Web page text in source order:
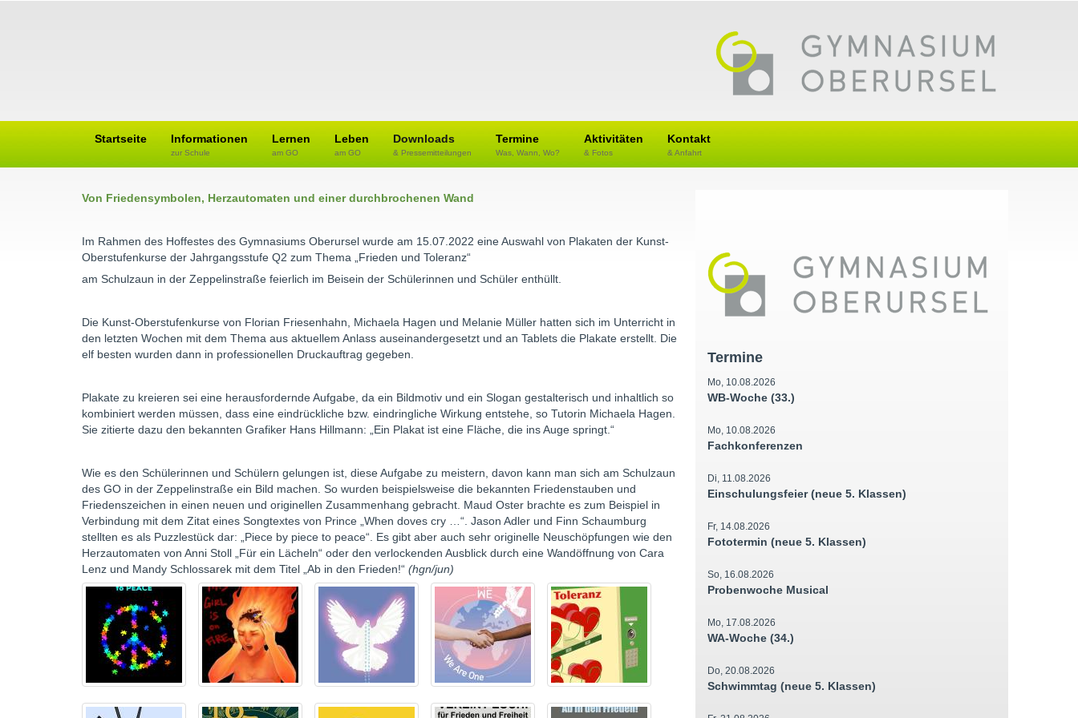
Startseite Informationen
zur Schule
Lernen
am GO
Leben
am GO
Downloads
& Pressemitteilungen
Termine
Was, Wann, Wo?
Aktivitäten
& Fotos
Kontakt
& Anfahrt
Von Friedensymbolen, Herzautomaten und einer durchbrochenen Wand
Im Rahmen des Hoffestes des Gymnasiums Oberursel wurde am 15.07.2022 eine Auswahl von Plakaten der Kunst-
Oberstufenkurse der Jahrgangsstufe Q2 zum Thema „Frieden und Toleranz“
am Schulzaun in der Zeppelinstraße feierlich im Beisein der Schülerinnen und Schüler enthüllt.
Die Kunst-Oberstufenkurse von Florian Friesenhahn, Michaela Hagen und Melanie Müller hatten sich im Unterricht in
den letzten Wochen mit dem Thema aus aktuellem Anlass auseinandergesetzt und an Tablets die Plakate erstellt. Die
elf besten wurden dann in professionellen Druckauftrag gegeben.
Plakate zu kreieren sei eine herausfordernde Aufgabe, da ein Bildmotiv und ein Slogan gestalterisch und inhaltlich so
kombiniert werden müssen, dass eine eindrückliche bzw. eindringliche Wirkung entstehe, so Tutorin Michaela Hagen.
Sie zitierte dazu den bekannten Grafiker Hans Hillmann: „Ein Plakat ist eine Fläche, die ins Auge springt.“
Wie es den Schülerinnen und Schülern gelungen ist, diese Aufgabe zu meistern, davon kann man sich am Schulzaun
des GO in der Zeppelinstraße ein Bild machen. So wurden beispielsweise die bekannten Friedenstauben und
Friedenszeichen in einen neuen und originellen Zusammenhang gebracht. Maud Oster brachte es zum Beispiel in
Verbindung mit dem Zitat eines Songtextes von Prince „When doves cry …“. Jason Adler und Finn Schaumburg
stellten es als Puzzlestück dar: „Piece by piece to peace“. Es gibt aber auch sehr originelle Neuschöpfungen wie den
Herzautomaten von Anni Stoll „Für ein Lächeln“ oder den verlockenden Ausblick durch eine Wandöffnung von Cara
Lenz und Mandy Schlossarek mit dem Titel „Ab in den Frieden!“ (hgn/jun)
Termine
Mo, 10.08.2026
WB-Woche (33.)
Mo, 10.08.2026
Fachkonferenzen
Di, 11.08.2026
Einschulungsfeier (neue 5. Klassen)
Fr, 14.08.2026
Fototermin (neue 5. Klassen)
So, 16.08.2026
Probenwoche Musical
Mo, 17.08.2026
WA-Woche (34.)
Do, 20.08.2026
Schwimmtag (neue 5. Klassen)